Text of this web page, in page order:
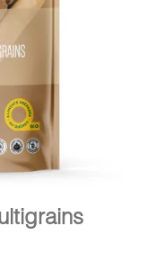
DÉTAILS